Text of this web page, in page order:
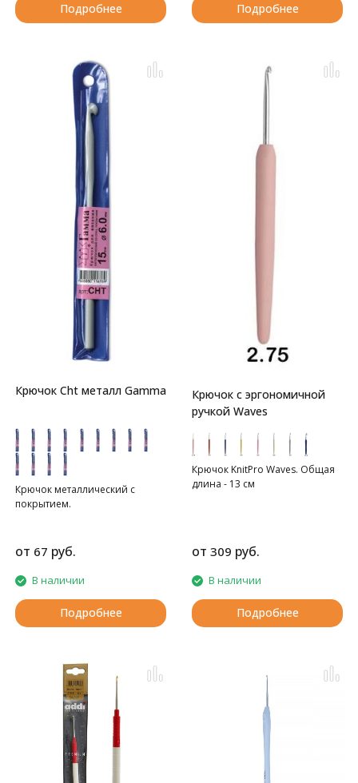
Подробнее Подробнее
Крючок Cht металл Gamma
Крючок металлический с
покрытием.
от 67 руб.
В наличии
Подробнее
Крючок с эргономичной
ручкой Waves
Крючок KnitPro Waves. Общая
длина - 13 см
от 309 руб.
В наличии
Подробнее